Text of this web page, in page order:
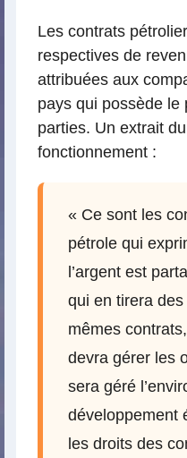
Les contrats
respectives de
attribuées aux
pays qui possède le
parties. Un extrait
fonctionnement :
« Ce sont les
pétrole qui
l’argent est
qui en tirera
mêmes
devra gérer les
sera géré
développement
les droits des